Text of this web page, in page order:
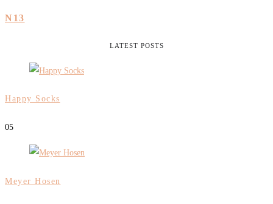
N13
LATEST POSTS
Happy Socks
05
Meyer Hosen